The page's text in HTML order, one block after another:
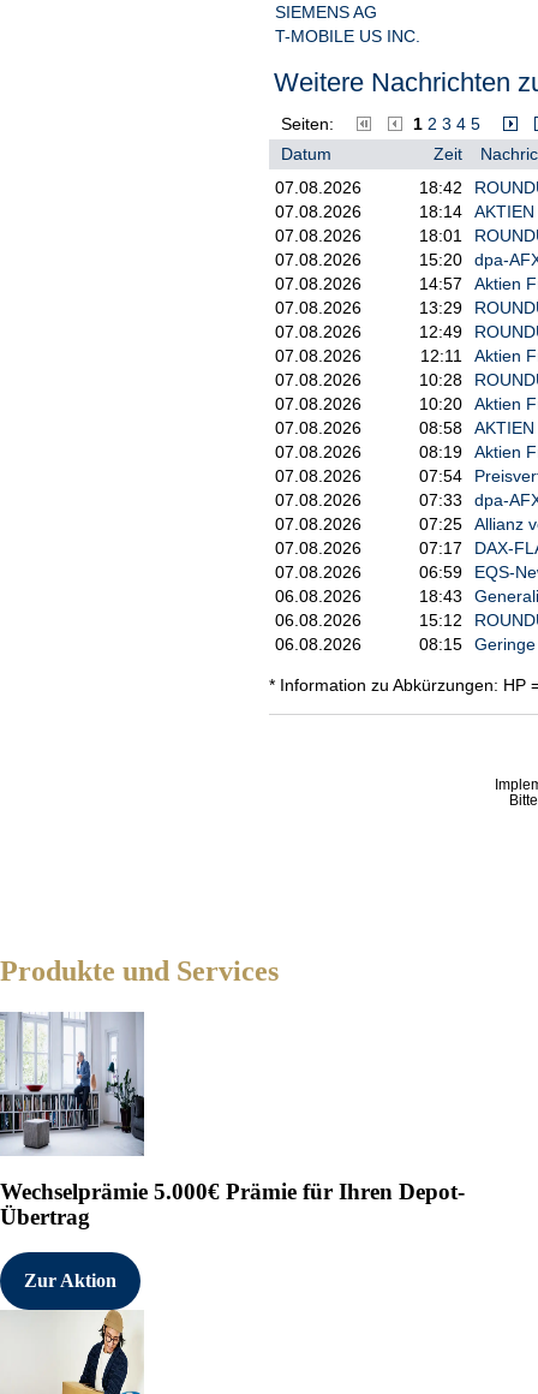
SIEMENS AG
T-MOBILE US INC.
Weitere Nachrichten
Seiten: 1 2 3 4 5
Datum
Zeit
07.08.2026
18:42
07.08.2026
18:14
07.08.2026
18:01
07.08.2026
15:20
dpa-
07.08.2026
14:57
Aktien
07.08.2026
13:29
07.08.2026
12:49
07.08.2026
12:11
Aktien
07.08.2026
10:28
07.08.2026
10:20
Aktien
07.08.2026
08:58
07.08.2026
08:19
Aktien
07.08.2026
07:54
07.08.2026
07:33
dpa-
07.08.2026
07:25
Allianz
07.08.2026
07:17
DAX-
07.08.2026
06:59
EQS-
06.08.2026
18:43
06.08.2026
15:12
06.08.2026
08:15
* Information zu Abkürzungen: HP
Produkte und Services
Wechselprämie 5.000€ Prämie für Ihren Depot-
Übertrag
Zur Aktion